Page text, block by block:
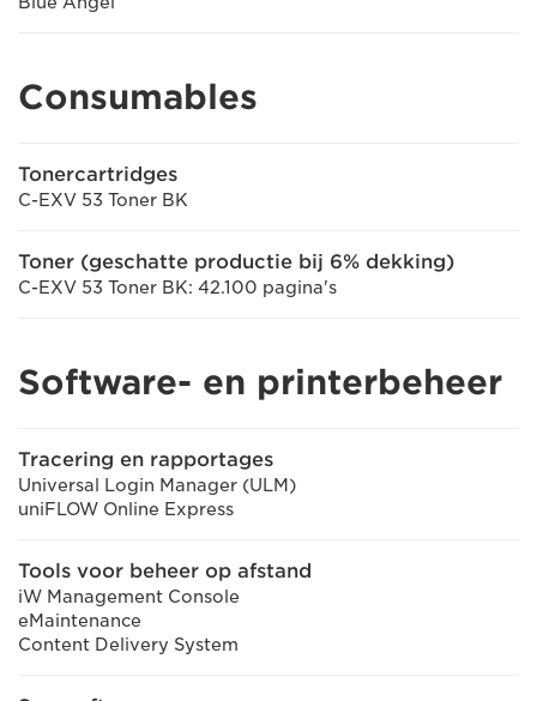
Consumables
Tonercartridges
C-EXV 53 Toner BK
Toner (geschatte productie bij 6% dekking)
C-EXV 53 Toner BK: 42.100 pagina's
Software- en printerbeheer
Tracering en rapportages
Universal Login Manager (ULM)
uniFLOW Online Express
Tools voor beheer op afstand
iW Management Console
eMaintenance
Content Delivery System